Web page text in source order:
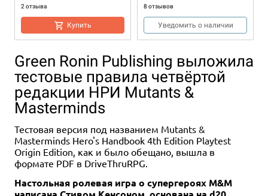
2 отзыва
Купить
8 отзывов
Уведомить о наличии
Хит 1-6 60+ 18+
Зомбицид. Вторая редакция
14 990 ₽
1-5 90-120 16+
Ктулху: Смерть может
умереть
12 990 ₽
Хит 1-6 120 16+
Кромешная тьма:
Преисподняя
14 990 ₽
1-4 120 13+
Трудванг: Легенды
14 990 ₽
3-5 90-120 13+
Восходящее солнце
12 990 ₽
2-4 60-90 14+
Кровь и Ярость
8 490 ₽
Хит 2-5 45+ 10+
Мачи Коро 2
2 990 ₽
1-6 30+ 18+
Зомбицид: За чертой смерти
2 490 ₽
3-6 40-60 12+
Шериф Ноттингема. Вторая
3 750 ₽
Green Ronin Publishing выложила
тестовые правила четвёртой
редакции НРИ Mutants &
Masterminds
Тестовая версия под названием Mutants &
Masterminds Hero's Handbook 4th Edition Playtest
Origin Edition, как и было обещано, вышла в
формате PDF в DriveThruRPG.
Настольная ролевая игра о супергероях M&M